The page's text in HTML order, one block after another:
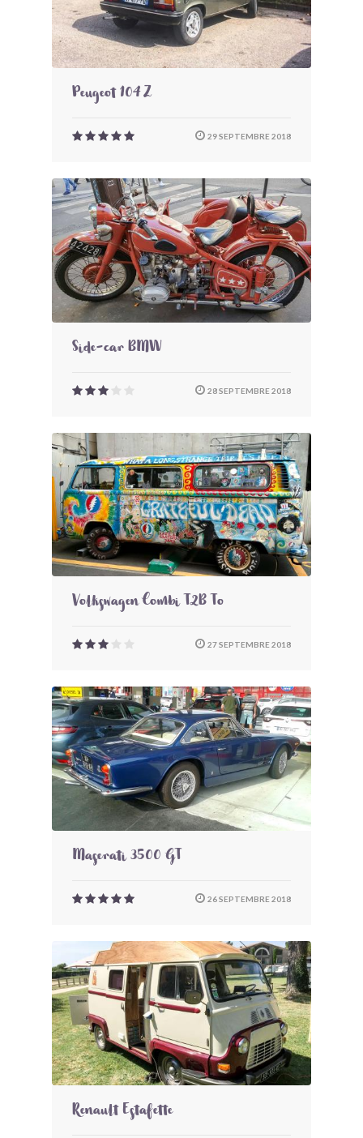
Peugeot 104 Z
29 SEPTEMBRE 2018
Side-car BMW
28 SEPTEMBRE 2018
Volkswagen Combi T2B To
27 SEPTEMBRE 2018
Maserati 3500 GT
26 SEPTEMBRE 2018
Renault Estafette